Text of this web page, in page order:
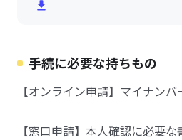
手続に必要な持ちもの
【オンライン申請】マイナンバ
【窓口申請】本人確認に必要な